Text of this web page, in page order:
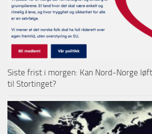
Siste frist i morgen: Kan Nord-Norge
til Stortinget?